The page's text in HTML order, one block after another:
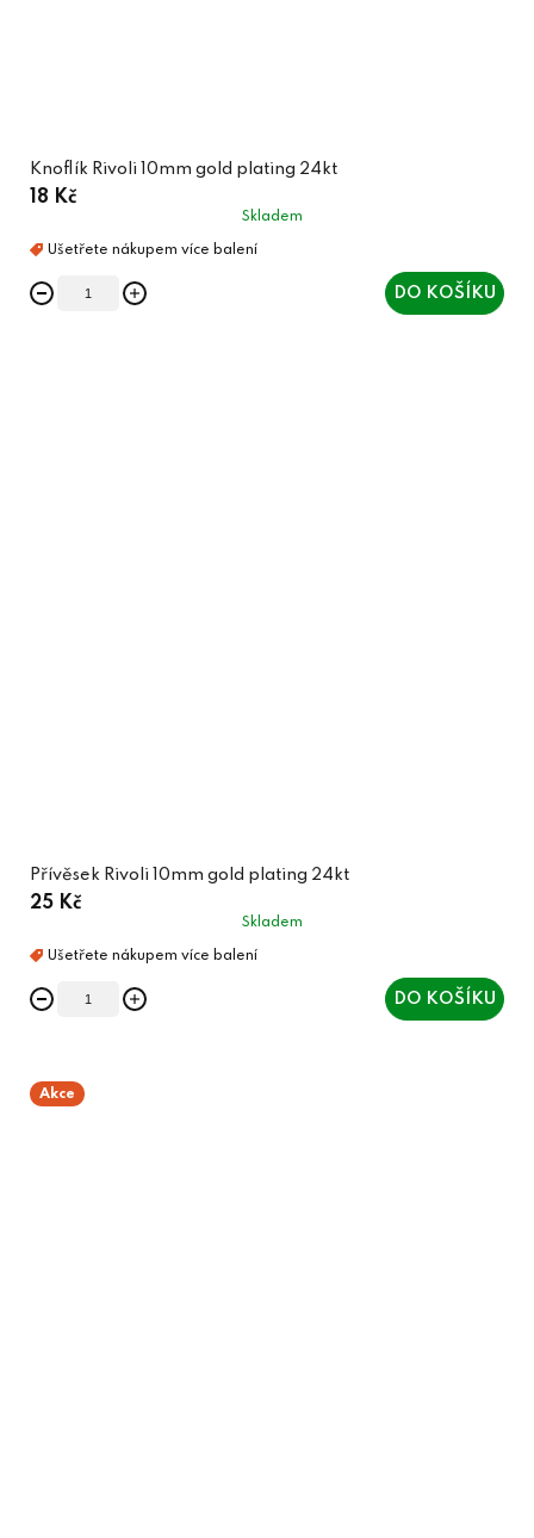
Knoflík Rivoli 10mm gold plating 24kt
18 Kč
Skladem
DO KOŠÍKU
Přívěsek Rivoli 10mm gold plating 24kt
25 Kč
Skladem
DO KOŠÍKU
Akce